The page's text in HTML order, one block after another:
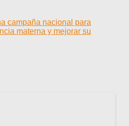
campaña nacional para
materna y mejorar su